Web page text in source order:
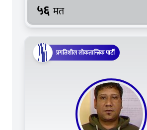
५६ मत
प्रगतिशील लोकतान्त्रिक पार्टी